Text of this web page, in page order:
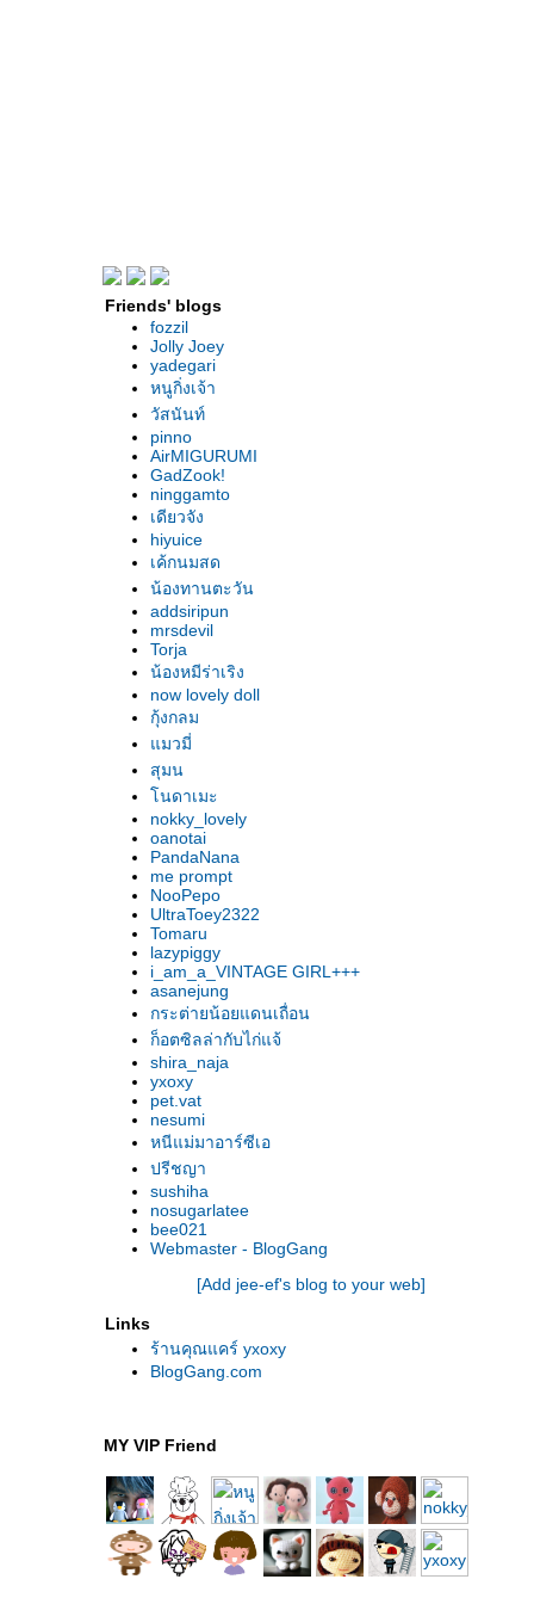
Friends' blogs
fozzil
Jolly Joey
yadegari
หนูกิ่งเจ้า
วัสนันท์
pinno
AirMIGURUMI
GadZook!
ninggamto
เดียวจัง
hiyuice
เค้กนมสด
น้องทานตะวัน
addsiripun
mrsdevil
Torja
น้องหมีร่าเริง
now lovely doll
กุ้งกลม
มวมี่
สุมน
นดาเมะ
nokky_lovely
oanotai
PandaNana
me prompt
NooPepo
UltraToey2322
Tomaru
lazypiggy
i_am_a_VINTAGE GIRL+++
asanejung
กระต่ายน้อยแดนเถื่อน
ก็อตซิลล่ากับไก่แจ้
shira_naja
yxoxy
pet.vat
nesumi
หนีแม่มาอาร์ซีเอ
ปรีชญา
sushiha
nosugarlatee
bee021
Webmaster - BlogGang
[Add jee-ef's blog to your web]
Links
ร้านคุณแคร์ yxoxy
BlogGang.com
MY VIP Friend